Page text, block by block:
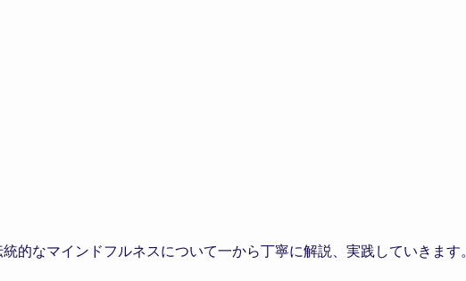
的なマインドフルネスについて一から丁寧に解説、実践していきます。